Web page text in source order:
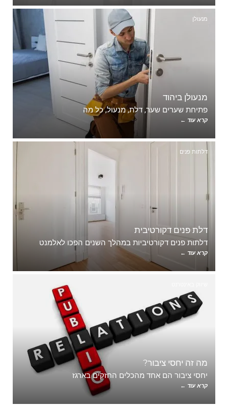
מנעולן
מנעולן ביהוד
פתיחת שערים שער, דלת, מנעול, כל מה
קרא עוד ←
דלתות פנים
דלת פנים דקורטיבית
דלתות פנים דקורטיביות במהלך השנים הפכו לאלמנט
קרא עוד ←
מה זה יחסי ציבור?
יחסי ציבור הם אחד מהכלים החזקים בארגז
קרא עוד ←